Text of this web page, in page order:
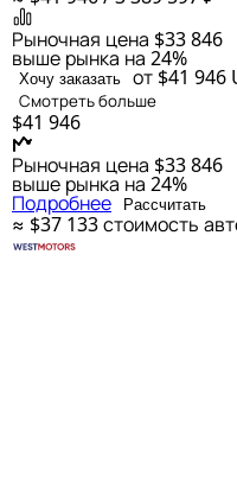
Рыночная цена $33 846
выше рынка на 24%
Хочу заказать от $41 946
Смотреть больше
$41 946
Рыночная цена $33 846
выше рынка на 24%
Подробнее Рассчитать
≈ $37 133стоимость